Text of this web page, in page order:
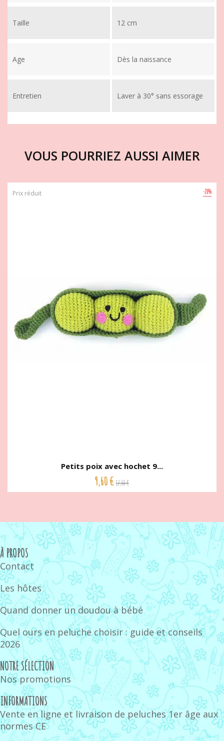
Taille 12 cm
Age Dès la naissance
Entretien Laver à 30° sans essorage
VOUS POURRIEZ AUSSI AIMER
-20%
Prix réduit
Petits poix avec hochet 9...
9,60 € 12,00 €
À PROPOS
Contact
Les hôtes
Quand donner un doudou à bébé
Quel ours en peluche choisir : guide et conseils
2026
NOTRE SÉLECTION
Nos promotions
INFORMATIONS
Vente en ligne et livraison de peluches 1er âge aux
normes CE